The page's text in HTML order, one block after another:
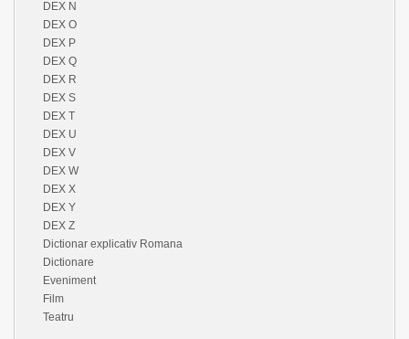
DEX N
DEX O
DEX P
DEX Q
DEX R
DEX S
DEX T
DEX U
DEX V
DEX W
DEX X
DEX Y
DEX Z
Dictionar explicativ Romana
Dictionare
Eveniment
Film
Teatru